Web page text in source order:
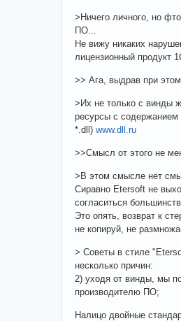
>Ничего личного, но
ПО...
Не вижу никаких
лицензионный продукт
>> Ага, выдрав при
>Их не только с винды
ресурсы с
*.dll) www.dll.ru
>>Смысл от этого не
>В этом смысле нет
Сиравно Etersoft не
согласиться
Это опять, возврат к
не копируй, не
> Советы в стиле
несколько причин:
2) уходя от винды, мы
производителю ПО;
Налицо двойные